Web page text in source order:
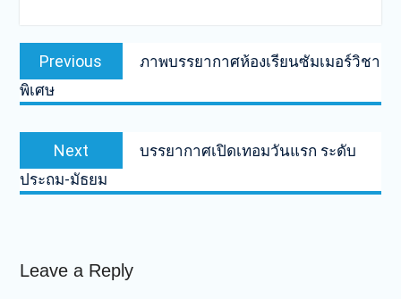
Post
navigation
Previous
post:
ภาพบรรยากาศห้องเรียนซัมเมอร์วิชา
พิเศษ
Next
post:
บรรยากาศเปิดเทอมวันแรก ระดับ
ประถม-มัธยม
Leave a Reply